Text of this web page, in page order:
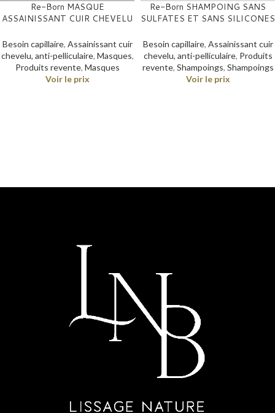
Re-Born MASQUE
ASSAINISSANT CUIR CHEVELU
BLACK MUD. ACIDE
HYALURONIQUE COMPLEXE /
250ML
Besoin capillaire, Assainissant cuir
chevelu, anti-pelliculaire, Masques,
Produits revente, Masques
Voir le prix
Re-Born SHAMPOING SANS
SULFATES ET SANS SILICONES
A LA BOUE DE MER MORTE.
BLACK MUD A L’Hyaluronic Acid
Complex / 500ML
Besoin capillaire, Assainissant cuir
chevelu, anti-pelliculaire, Produits
revente, Shampoings, Shampoings
Voir le prix